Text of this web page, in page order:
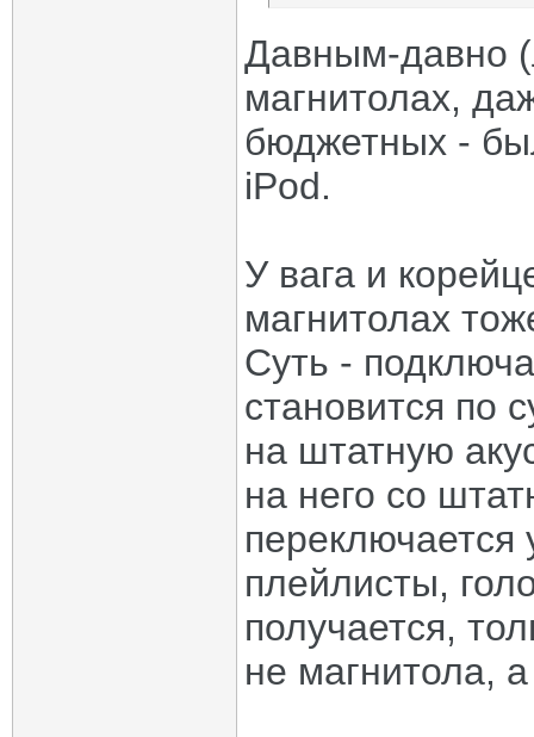
Давным-давно
магнитолах,
бюджетных -
iPod.
У вага и
магнитолах
Суть -
становится по
на штатную
на него со
переключается
плейлисты,
получается,
не магнитола,